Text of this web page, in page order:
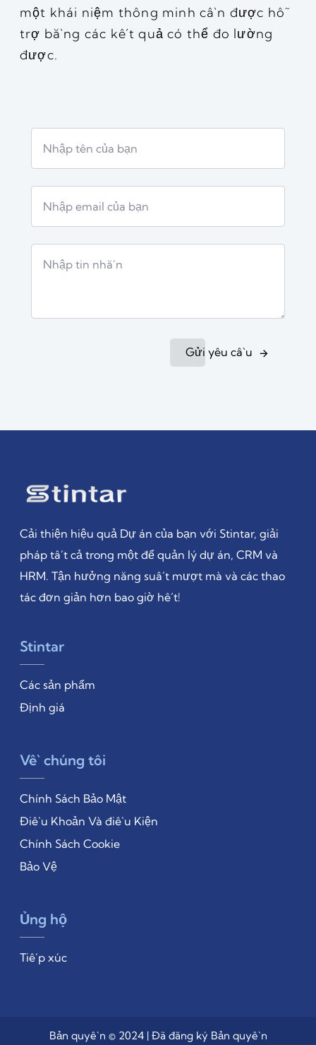
một khái niệm thông minh cần được hỗ
trợ bằng các kết quả có thể đo lường
được.
Gửi yêu cầu
Cải thiện hiệu quả Dự án của bạn với Stintar, giải
pháp tất cả trong một để quản lý dự án, CRM và
HRM. Tận hưởng năng suất mượt mà và các thao
tác đơn giản hơn bao giờ hết!
Stintar
Các sản phẩm
Định giá
Về chúng tôi
Chính Sách Bảo Mật
Điều Khoản Và điều Kiện
Chính Sách Cookie
Bảo Vệ
Ủng hộ
Tiếp xúc
Bản quyền © 2024 | Đã đăng ký Bản quyền